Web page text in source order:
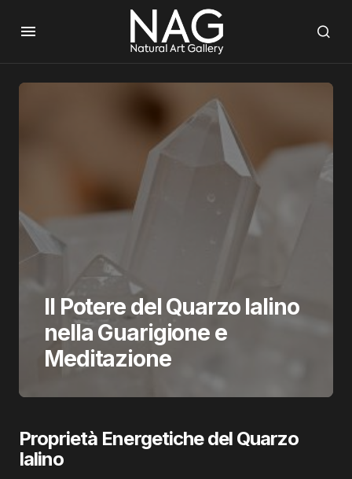
Il Potere del Quarzo Ialino
nella Guarigione e
Meditazione
Proprietà Energetiche del Quarzo
Ialino